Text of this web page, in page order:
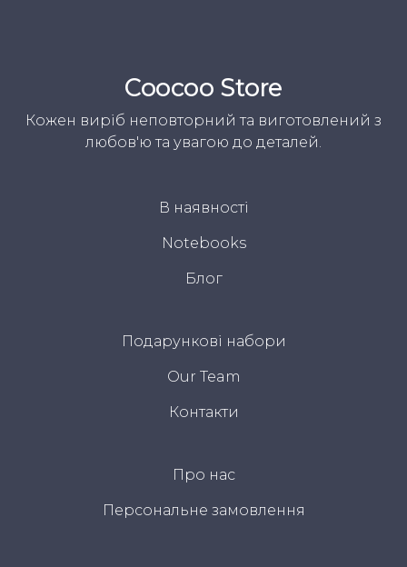
Coocoo Store
Кожен виріб неповторний та виготовлений з
любов'ю та увагою до деталей.
В наявності
Notebooks
Блог
Подарункові набори
Our Team
Контакти
Про нас
Персональне замовлення